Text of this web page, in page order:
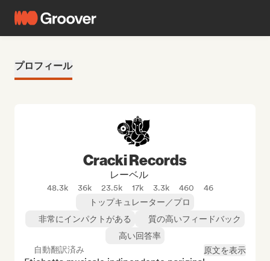
プロフィール
Cracki Records
レーベル
48.3k 36k 23.5k 17k 3.3k 460
46
トップキュレーター／プロ
非常にインパクトがある
質の高いフィードバック
高い回答率
自動翻訳済み
原文を表示